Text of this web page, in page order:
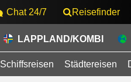
Chat 24/7 Reisefinder
LAPPLAND/KOMBI
Schiffsreisen Städtereisen